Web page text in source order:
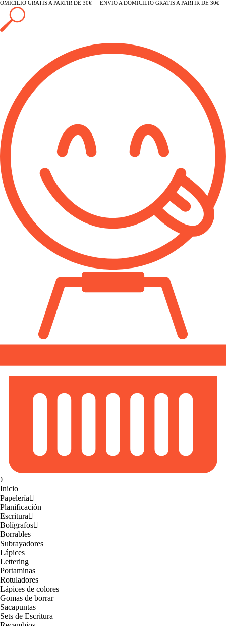
GRATIS A PARTIR DE 30€ ENVÍO A DOMICILIO GRATIS A PARTIR DE 30€
Inicio
Papelería
Planificación
Escritura
Bolígrafos
Borrables
Subrayadores
Lápices
Lettering
Portaminas
Rotuladores
Lápices de colores
Gomas de borrar
Sacapuntas
Sets de Escritura